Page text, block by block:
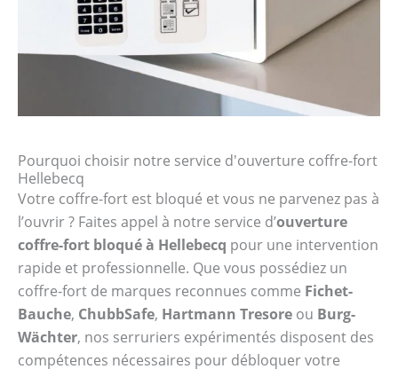
Pourquoi choisir notre service d'ouverture coffre-fort
Hellebecq
Votre coffre-fort est bloqué et vous ne parvenez pas à
l’ouvrir ? Faites appel à notre service d’ouverture
coffre-fort bloqué à Hellebecq pour une intervention
rapide et professionnelle. Que vous possédiez un
coffre-fort de marques reconnues comme Fichet-
Bauche, ChubbSafe, Hartmann Tresore ou Burg-
Wächter, nos serruriers expérimentés disposent des
compétences nécessaires pour débloquer votre